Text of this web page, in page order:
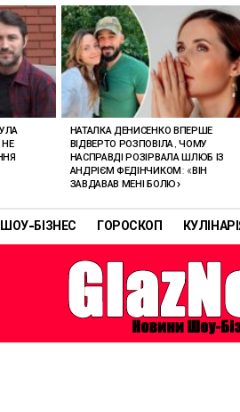
ШОУ-БІЗНЕС ГОРОСКОП
НЕ
НАТАЛКА ДЕНИСЕНКО ВПЕРШЕ
ВІДВЕРТО РОЗПОВІЛА, ЧОМУ
НАСПРАВДІ РОЗІРВАЛА ШЛЮБ ІЗ
АНДРІЄМ ФЕДІНЧИКОМ: «ВІН
ЗАВДАВАВ МЕНІ БОЛЮ»